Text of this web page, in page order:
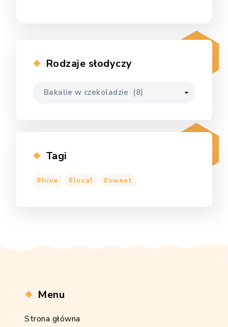
Rodzaje słodyczy
Tagi
hive local sweet
Menu
Strona główna